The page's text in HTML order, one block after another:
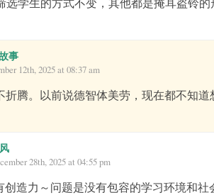
事
12th, 2025 at 08:37 am
折腾。以前说德智体美劳，现在都不知道
28th, 2025 at 04:55 pm
创造力～问题是没有包容的学习环境和